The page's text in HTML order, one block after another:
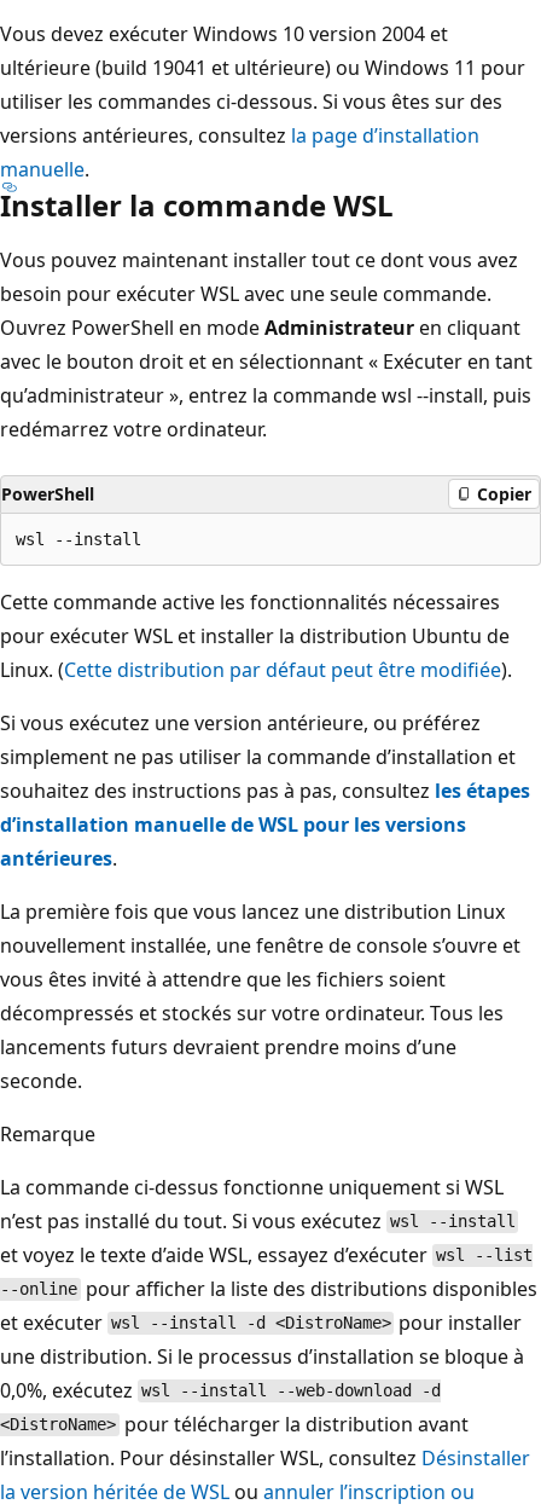
Vous devez exécuter Windows 10 version 2004 et
ultérieure (build 19041 et ultérieure) ou Windows 11 pour
utiliser les commandes ci-dessous. Si vous êtes sur des
versions antérieures, consultez la page d’installation
manuelle.
Installer la commande WSL
Vous pouvez maintenant installer tout ce dont vous avez
besoin pour exécuter WSL avec une seule commande.
Ouvrez PowerShell en modeAdministrateuren cliquant
avec le bouton droit et en sélectionnant « Exécuter en tant
qu’administrateur », entrez la commande wsl --install, puis
redémarrez votre ordinateur.
PowerShell Copier
Cette commande active les fonctionnalités nécessaires
pour exécuter WSL et installer la distribution Ubuntu de
Linux. (Cette distribution par défaut peut être modifiée).
Si vous exécutez une version antérieure, ou préférez
simplement ne pas utiliser la commande d’installation et
souhaitez des instructions pas à pas, consultez les étapes
d’installation manuelle de WSL pour les versions
antérieures.
La première fois que vous lancez une distribution Linux
nouvellement installée, une fenêtre de console s’ouvre et
vous êtes invité à attendre que les fichiers soient
décompressés et stockés sur votre ordinateur. Tous les
lancements futurs devraient prendre moins d’une
seconde.
Remarque
La commande ci-dessus fonctionne uniquement si WSL
n’est pas installé du tout. Si vous exécutez wsl --install
et voyez le texte d’aide WSL, essayez d’exécuter wsl --list
--online pour afficher la liste des distributions disponibles
et exécuter wsl --install -d <DistroName> pour installer
une distribution. Si le processus d’installation se bloque à
0,0%, exécutez wsl --install --web-download -d
<DistroName> pour télécharger la distribution avant
l’installation. Pour désinstaller WSL, consultez Désinstaller
la version héritée de WSLou annuler l’inscription ou